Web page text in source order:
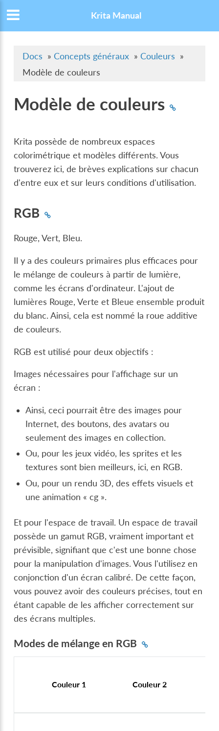
Krita Manual
Docs » Concepts généraux » Couleurs »
Modèle de couleurs
Modèle de couleurs
Krita possède de nombreux espaces
colorimétrique et modèles différents. Vous
trouverez ici, de brèves explications sur chacun
d'entre eux et sur leurs conditions d'utilisation.
RGB
Rouge, Vert, Bleu.
Il y a des couleurs primaires plus efficaces pour
le mélange de couleurs à partir de lumière,
comme les écrans d'ordinateur. L'ajout de
lumières Rouge, Verte et Bleue ensemble produit
du blanc. Ainsi, cela est nommé la roue additive
de couleurs.
RGB est utilisé pour deux objectifs :
Images nécessaires pour l'affichage sur un
écran :
Ainsi, ceci pourrait être des images pour
Internet, des boutons, des avatars ou
seulement des images en collection.
Ou, pour les jeux vidéo, les sprites et les
textures sont bien meilleurs, ici, en RGB.
Ou, pour un rendu 3D, des effets visuels et
une animation « cg ».
Et pour l'espace de travail. Un espace de travail
possède un gamut RGB, vraiment important et
prévisible, signifiant que c'est une bonne chose
pour la manipulation d'images. Vous l'utilisez en
conjonction d'un écran calibré. De cette façon,
vous pouvez avoir des couleurs précises, tout en
étant capable de les afficher correctement sur
des écrans multiples.
Modes de mélange en RGB
Couleur 1 Couleur 2